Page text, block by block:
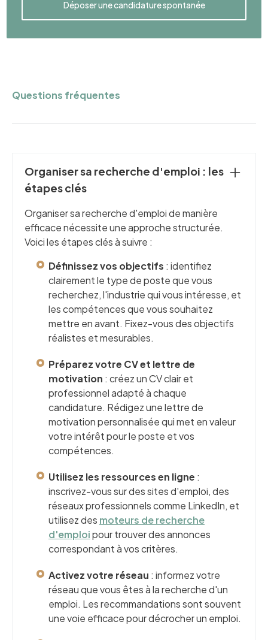
Déposer une candidature spontanée
Questions fréquentes
Organiser sa recherche d'emploi : les
étapes clés
Organiser sa recherche d'emploi de manière
efficace nécessite une approche structurée.
Voici les étapes clés à suivre :
Définissez vos objectifs : identifiez
clairement le type de poste que vous
recherchez, l'industrie qui vous intéresse, et
les compétences que vous souhaitez
mettre en avant. Fixez-vous des objectifs
réalistes et mesurables.
Préparez votre CV et lettre de
motivation : créez un CV clair et
professionnel adapté à chaque
candidature. Rédigez une lettre de
motivation personnalisée qui met en valeur
votre intérêt pour le poste et vos
compétences.
Utilisez les ressources en ligne :
inscrivez-vous sur des sites d'emploi, des
réseaux professionnels comme LinkedIn, et
utilisez des moteurs de recherche
d'emploipour trouver des annonces
correspondant à vos critères.
Activez votre réseau : informez votre
réseau que vous êtes à la recherche d'un
emploi. Les recommandations sont souvent
une voie efficace pour décrocher un emploi.